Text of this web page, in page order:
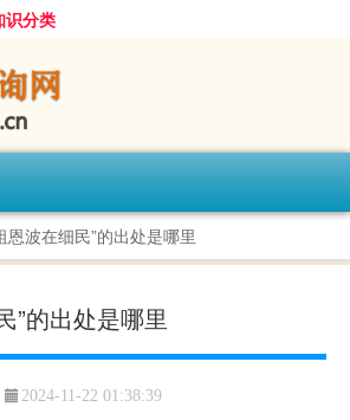
识分类
恩波在细民”的出处是哪里
”的出处是哪里
2024-11-22 01:38:39